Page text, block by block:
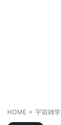
HOME > 宇宙雑学